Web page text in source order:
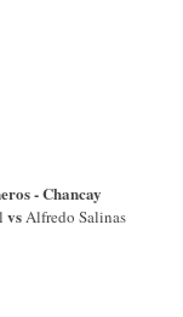
- Chancay
vsAlfredo Salinas